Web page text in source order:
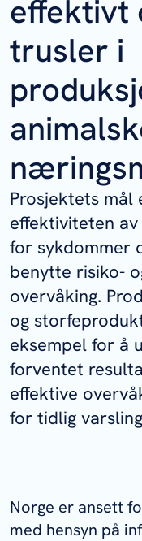
effektivt
trusler i
Prosjektets
effektiviteten
for sykdommer
benytte risiko-
overvåking.
og
eksempel for å
forventet
effektive
for tidlig
Norge er ansett
med hensyn på